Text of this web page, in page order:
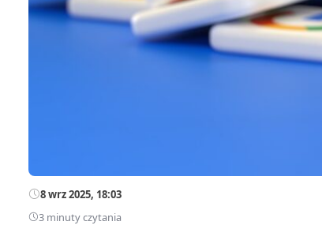
8 wrz 2025, 18:03
3 minuty czytania